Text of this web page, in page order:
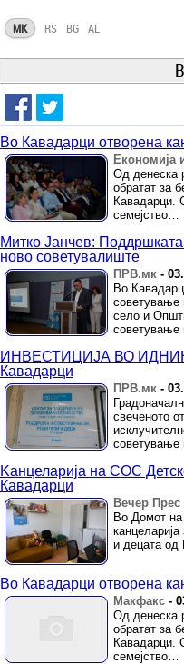
MK RS BG AL
Во Кавадарци отворена
Економија
Од денеска
обратат за
Кавадарци.
семејство…
Митко Јанчев: Поддршката
ново советувалиште
ПРВ.мк -
Во
советување
село и
советување
ИНВЕСТИЦИЈА ВО
Кавадарци
ПРВ.мк -
свеченото
советување
Kанцеларија на СОС
Кавадарци
Вечер Прес
Во Домот на
и децата од
Во Кавадарци отворена
Макфакс -
Од денеска
обратат за
Кавадарци.
семејство…